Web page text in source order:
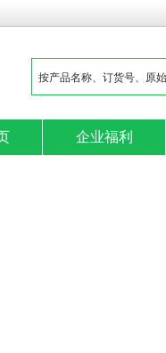
企业福利